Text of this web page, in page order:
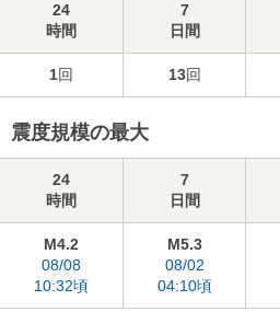
24
時間
7
日間
1回 13回
震度規模の最大
24
時間
7
日間
M4.2
08/08
10:32頃
M5.3
08/02
04:10頃